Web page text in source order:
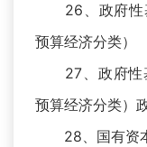
26、政府性
预算经济分类）
27、政府性
预算经济分类）
28、国有资